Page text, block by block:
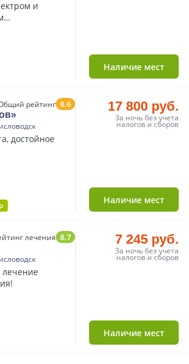
и
Наличие мест
рейтинг 8.6
достойное
17 800 руб.
За ночь без учета
налогов и сборов
Наличие мест
лечения 8.7 7 245 руб.
За ночь без учета
налогов и сборов
Наличие мест